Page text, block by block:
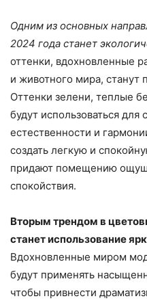
Одним из основных
2024 года станет
оттенки, вдохновленные
и животного мира,
Оттенки зелени, теплые
будут использоваться
естественности и
создать легкую и
придают помещению
спокойствия.
Вторым трендом в
станет использование
Вдохновленные миром
будут применять
чтобы привнести